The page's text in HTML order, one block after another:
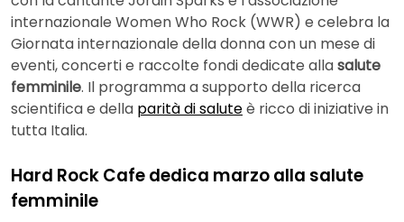
internazionale Women Who Rock (WWR) e celebra la
Giornata internazionale della donna con un mese di
eventi, concerti e raccolte fondi dedicate allasalute
femminile. Il programma a supporto della ricerca
scientifica e della parità di saluteè ricco di iniziative in
tutta Italia.
Hard Rock Cafe dedica marzo alla salute
femminile